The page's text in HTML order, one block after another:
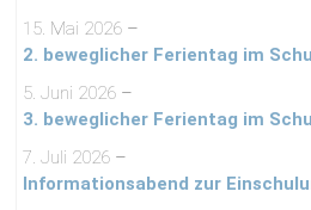
15. Mai 2026 –
2. beweglicher Ferientag im
5. Juni 2026 –
3. beweglicher Ferientag im
7. Juli 2026 –
Informationsabend zur